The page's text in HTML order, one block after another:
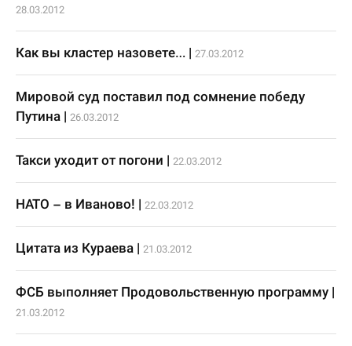
28.03.2012
Как вы кластер назовете… | 27.03.2012
Мировой суд поставил под сомнение победу
Путина | 26.03.2012
Такси уходит от погони | 22.03.2012
НАТО – в Иваново! | 22.03.2012
Цитата из Кураева | 21.03.2012
ФСБ выполняет Продовольственную программу |
21.03.2012